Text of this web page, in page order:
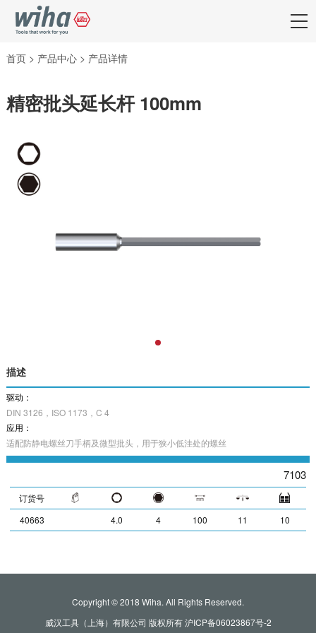
首页 > 产品中心 > 产品详情
精密批头延长杆 100mm
描述
驱动：
DIN 3126，ISO 1173，C 4
应用：
适配防静电螺丝刀手柄及微型批头，用于狭小低洼处的螺丝
7103
订货号
40663
4.0 4 100 11 10
Copyright © 2018 Wiha. All Rights Reserved.
威汉工具（上海）有限公司 版权所有沪ICP备06023867号-2